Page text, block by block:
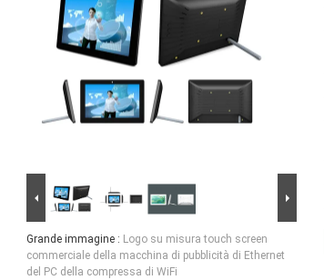
Grande immagine : Logo su misura touch screen
commerciale della macchina di pubblicità di Ethernet
del PC della compressa di WiFi